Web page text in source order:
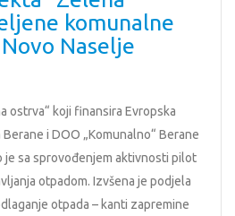
komunalne
Naselje
ostrva“ koji finansira Evropska
i DOO „Komunalno“ Berane
sa sprovođenjem aktivnosti pilot
otpadom. Izvšena je podjela
otpada – kanti zapremine